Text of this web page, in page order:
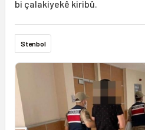
bi çalakiyekê kiribû.
Stenbol